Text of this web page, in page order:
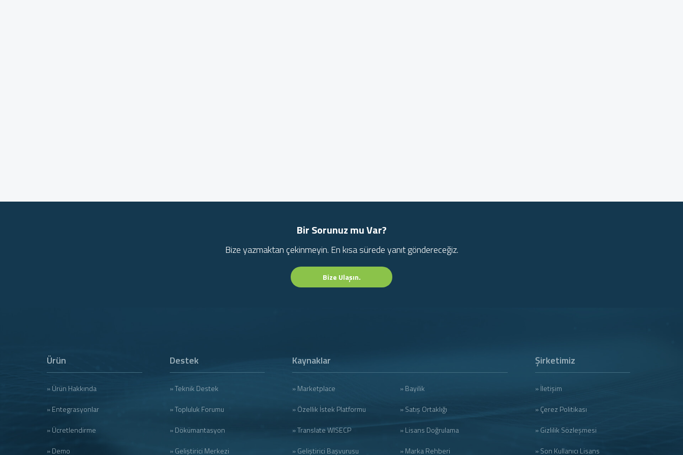
Bir Sorunuz mu Var?
Bize yazmaktan çekinmeyin. En kısa sürede yanıt göndereceğiz.
Bize Ulaşın.
Ürün
» Ürün Hakkında
» Entegrasyonlar
» Ücretlendirme
» Demo
Destek
» Teknik Destek
» Topluluk Forumu
» Dökümantasyon
» Geliştirici Merkezi
Kaynaklar
» Marketplace
» Özellik İstek Platformu
» Translate WISECP
» Geliştirici Başvurusu
» Bayilik
» Satış Ortaklığı
» Lisans Doğrulama
» Marka Rehberi
Şirketimiz
» İletişim
» Çerez Politikası
» Gizlilik Sözleşmesi
» Son Kullanıcı Lisans